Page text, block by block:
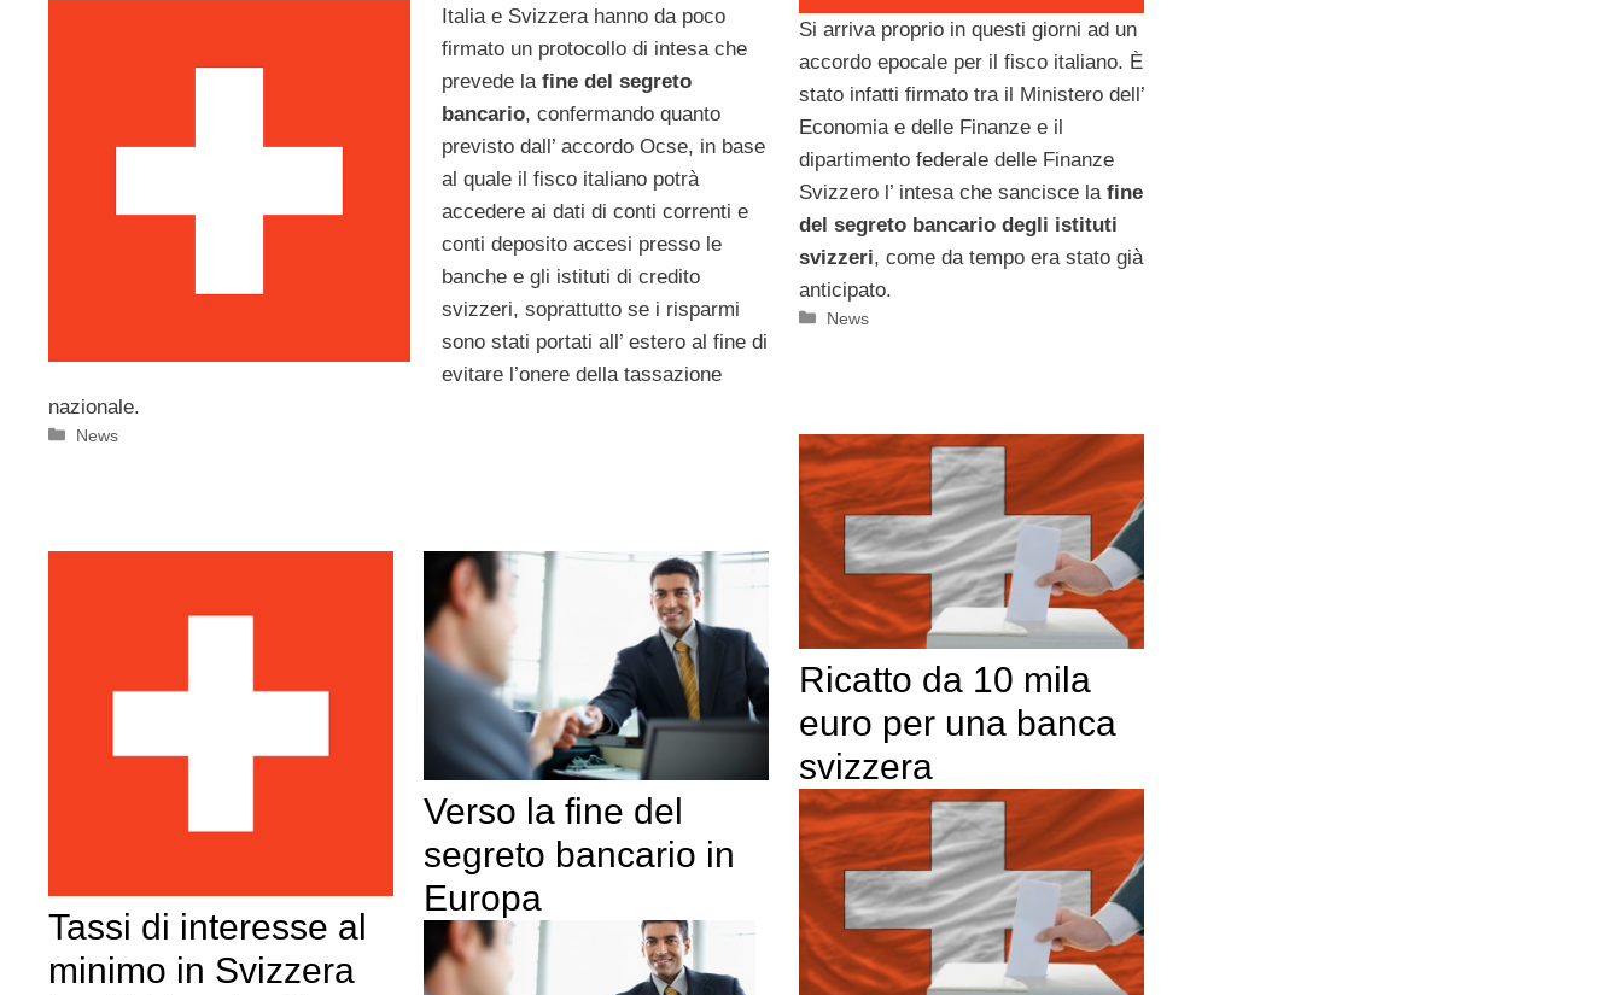
Italia e Svizzera hanno da poco
firmato un protocollo di intesa che
prevede la fine del segreto
bancario, confermando quanto
previsto dall’ accordo Ocse, in base
al quale il fisco italiano potrà
accedere ai dati di conti correnti e
conti deposito accesi presso le
banche e gli istituti di credito
svizzeri, soprattutto se i risparmi
sono stati portati all’ estero al fine di
evitare l’onere della tassazione
nazionale.
Categorie
News
Si arriva proprio in questi giorni ad un
accordo epocale per il fisco italiano. È
stato infatti firmato tra il Ministero dell’
Economia e delle Finanze e il
dipartimento federale delle Finanze
Svizzero l’ intesa che sancisce la fine
del segreto bancario degli istituti
svizzeri, come da tempo era stato già
anticipato.
Categorie
News
Ricatto da 10 mila
euro per una banca
svizzera
Tassi di interesse al
minimo in Svizzera
Verso la fine del
segreto bancario in
Europa